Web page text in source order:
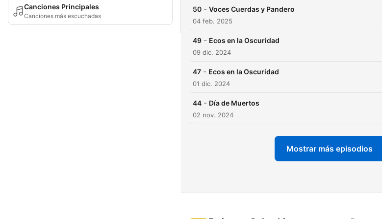
Canciones Principales
Canciones más escuchadas
50 - Voces Cuerdas y Pandero
04 feb. 2025
49 - Ecos en la Oscuridad
09 dic. 2024
47 - Ecos en la Oscuridad
01 dic. 2024
44 - Día de Muertos
02 nov. 2024
Mostrar más episodios